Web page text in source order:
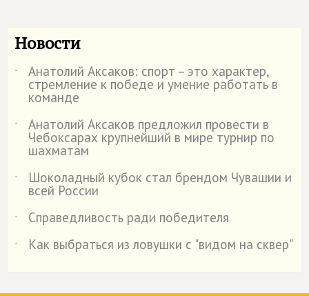
Новости
˙ Анатолий Аксаков: спорт – это характер,
стремление к победе и умение работать в
команде
˙
Анатолий Аксаков предложил провести в
Чебоксарах крупнейший в мире турнир по
шахматам
˙
Шоколадный кубок стал брендом Чувашии и
всей России
˙
Справедливость ради победителя
˙
Как выбраться из ловушки с "видом на сквер"